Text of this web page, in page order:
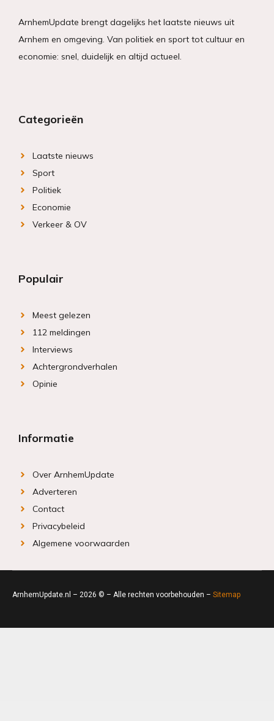
ArnhemUpdate brengt dagelijks het laatste nieuws uit
Arnhem en omgeving. Van politiek en sport tot cultuur en
economie: snel, duidelijk en altijd actueel.
Categorieën
Laatste nieuws
Sport
Politiek
Economie
Verkeer & OV
Populair
Meest gelezen
112 meldingen
Interviews
Achtergrondverhalen
Opinie
Informatie
Over ArnhemUpdate
Adverteren
Contact
Privacybeleid
Algemene voorwaarden
ArnhemUpdate.nl – 2026 © – Alle rechten voorbehouden – Sitemap